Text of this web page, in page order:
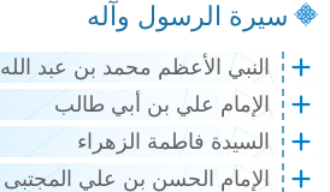
سيرة الرسول وآله
النبي الأعظم محمد بن عبد الله
الإمام علي بن أبي طالب
السيدة فاطمة الزهراء
الإمام الحسن بن علي المجتبى